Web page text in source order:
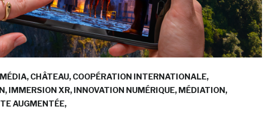
CHÂTEAU COOPÉRATION INTERNATIONALE
IMMERSION XR INNOVATION NUMÉRIQUE MÉDIATION
AUGMENTÉE